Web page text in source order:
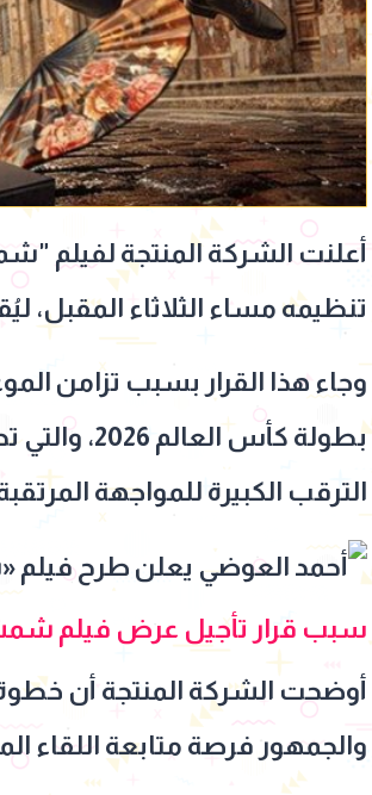
أعلنت الشركة المنتجة لفيلم
تنظيمه مساء الثلاثاء المقبل،
بطولة
الترقب الكبيرة للمواجهة
سبب قرار تأجيل عرض فيلم
أوضحت الشركة المنتجة أن خطوة
والجمهور فرصة متابعة اللقاء